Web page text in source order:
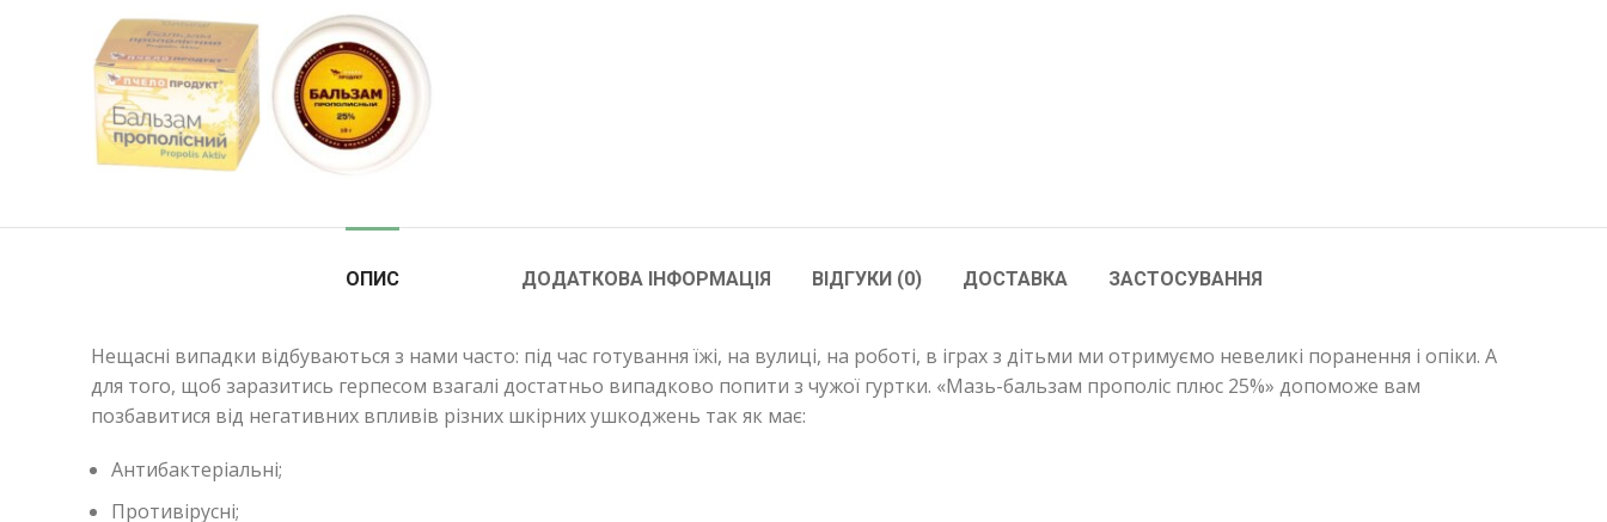
ОПИС ДОДАТКОВА ІНФОРМАЦІЯ ВІДГУКИ (0) ДОСТАВКА ЗАСТОСУВАННЯ
Нещасні випадки відбуваються з нами часто: під час готування їжі, на вулиці, на роботі, в іграх з дітьми ми отримуємо невеликі поранення і опіки. А
для того, щоб заразитись герпесом взагалі достатньо випадково попити з чужої гуртки. «Мазь-бальзам прополіс плюс 25%» допоможе вам
позбавитися від негативних впливів різних шкірних ушкоджень так як має:
Антибактеріальні;
Противірусні;